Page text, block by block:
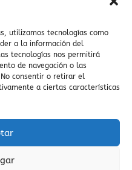
utilizamos tecnologías como
a la información del
tecnologías nos permitirá
de navegación o las
consentir o retirar el
a ciertas características
DE PRIVACIDAD